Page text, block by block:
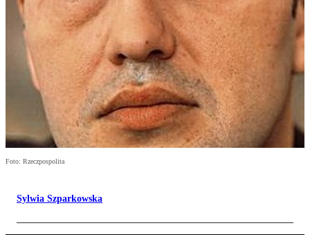
Foto: Rzeczpospolita
Sylwia Szparkowska